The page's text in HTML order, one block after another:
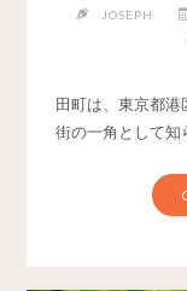
JOSEPH
田町は、東京都港
街の一角として知